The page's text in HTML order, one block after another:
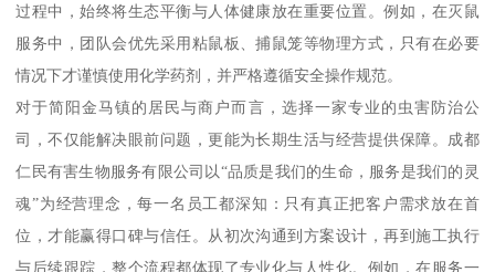
过程中，始终将生态平衡与人体健康放在重要位置。例如，在灭鼠
服务中，团队会优先采用粘鼠板、捕鼠笼等物理方式，只有在必要
情况下才谨慎使用化学药剂，并严格遵循安全操作规范。
对于简阳金马镇的居民与商户而言，选择一家专业的虫害防治公
司，不仅能解决眼前问题，更能为长期生活与经营提供保障。成都
仁民有害生物服务有限公司以“品质是我们的生命，服务是我们的灵
魂”为经营理念，每一名员工都深知：只有真正把客户需求放在首
位，才能赢得口碑与信任。从初次沟通到方案设计，再到施工执行
与后续跟踪，整个流程都体现了专业化与人性化。例如，在服务一